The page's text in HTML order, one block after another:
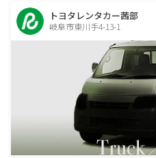
トヨタレンタカー茜部
岐阜市東川手4-13-1